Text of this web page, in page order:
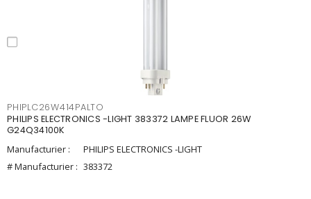
PHIPLC26W414PALTO
PHILIPS ELECTRONICS -LIGHT 383372 LAMPE FLUOR 26W
G24Q34100K
Manufacturier :
PHILIPS ELECTRONICS -LIGHT
# Manufacturier : 383372